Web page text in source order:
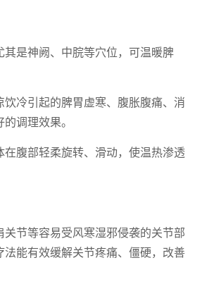
其是神阙、中脘等穴位，可温暖脾
饮冷引起的脾胃虚寒、腹胀腹痛、消
调理效果。
在腹部轻柔旋转、滑动，使温热渗透
关节等容易受风寒湿邪侵袭的关节部
法能有效缓解关节疼痛、僵硬，改善